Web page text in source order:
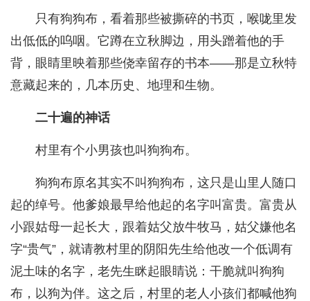
只有狗狗布，看着那些被撕碎的书页，喉咙里发
出低低的呜咽。它蹲在立秋脚边，用头蹭着他的手
背，眼睛里映着那些侥幸留存的书本——那是立秋特
意藏起来的，几本历史、地理和生物。
二十遍的神话
村里有个小男孩也叫狗狗布。
狗狗布原名其实不叫狗狗布，这只是山里人随口
起的绰号。他爹娘最早给他起的名字叫富贵。富贵从
小跟姑母一起长大，跟着姑父放牛牧马，姑父嫌他名
字“贵气”，就请教村里的阴阳先生给他改一个低调有
泥土味的名字，老先生眯起眼睛说：干脆就叫狗狗
布，以狗为伴。这之后，村里的老人小孩们都喊他狗